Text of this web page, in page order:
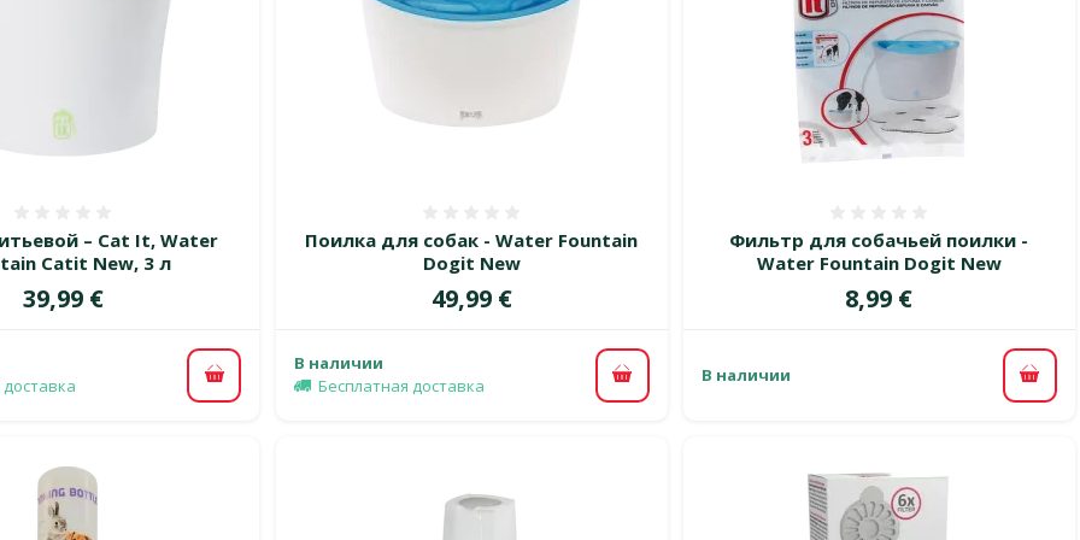
– Cat It, Water
Catit New, 3 л
Цена
39,99 €
В корзину
Поилка для собак - Water Fountain
Dogit New
Цена
49,99 €
В наличии
Бесплатная доставка
В корзину
Фильтр для собачьей поилки -
Water Fountain Dogit New
Цена
8,99 €
В наличии В